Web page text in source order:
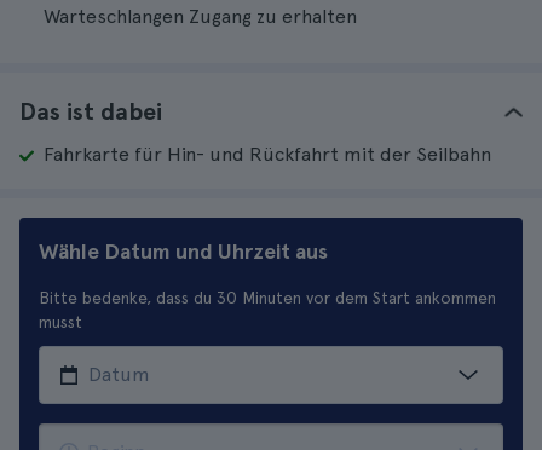
Warteschlangen Zugang zu erhalten
Das ist dabei
Fahrkarte für Hin- und Rückfahrt mit der Seilbahn
Wähle Datum und Uhrzeit aus
Bitte bedenke, dass du 30 Minuten vor dem Start ankommen
musst